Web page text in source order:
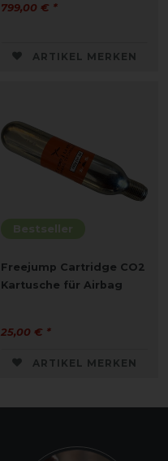
799,00 € *
ARTIKEL MERKEN
Bestseller
Freejump Cartridge CO2
Kartusche für Airbag
25,00 € *
ARTIKEL MERKEN